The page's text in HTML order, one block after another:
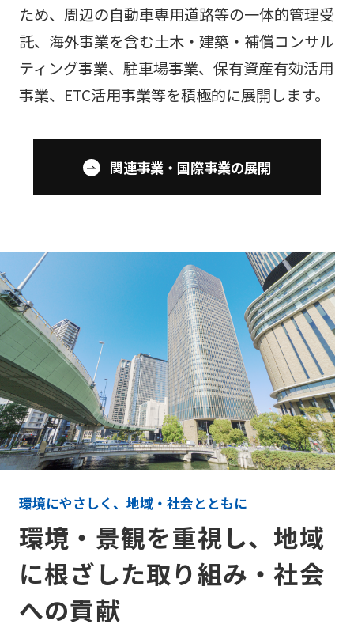
ため、周辺の自動車専用道路等の一体的管理受
託、海外事業を含む土木・建築・補償コンサル
ティング事業、駐車場事業、保有資産有効活用
事業、ETC活用事業等を積極的に展開します。
関連事業・国際事業の展開
環境にやさしく、地域・社会とともに
環境・景観を重視し、地域
に根ざした取り組み・社会
への貢献